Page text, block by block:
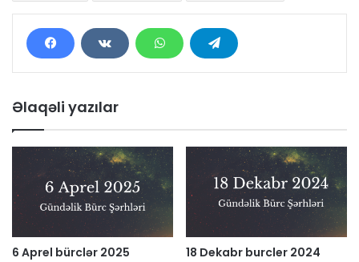
Əlaqəli yazılar
6 Aprel bürclər 2025 18 Dekabr burcler 2024